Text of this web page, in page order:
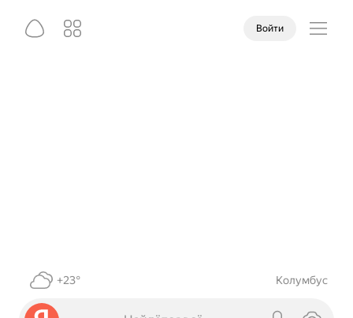
Войти
+23° Колумбус